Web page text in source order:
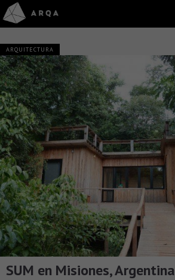
ARQUITECTURA
SUM en Misiones, Argentina